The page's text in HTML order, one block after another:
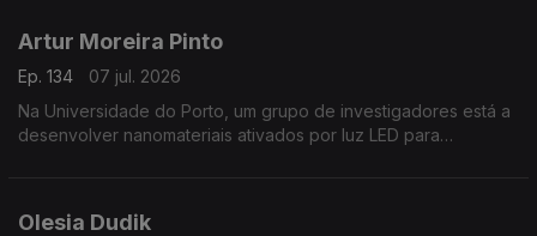
Artur Moreira Pinto
Ep. 134
07 jul. 2026
Na Universidade do Porto, um grupo de investigadores está a
desenvolver nanomateriais ativados por luz LED para
Olesia Dudik